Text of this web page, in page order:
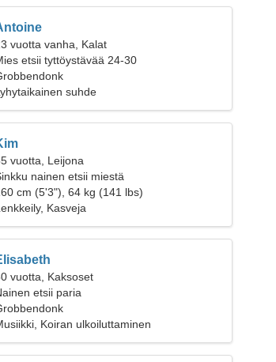
vuotta vanha, Kalat
etsii tyttöystävää 24-30
suhde
vuotta, Leijona
nainen etsii miestä
cm (5'3"), 64 kg (141 lbs)
Kasveja
vuotta, Kaksoset
etsii paria
Koiran ulkoiluttaminen